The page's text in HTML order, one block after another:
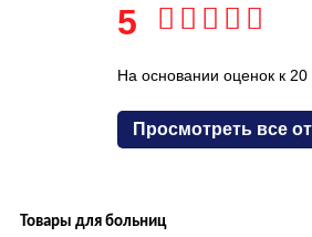
Товары для больниц
5
На основании оценок к 20
Просмотреть все